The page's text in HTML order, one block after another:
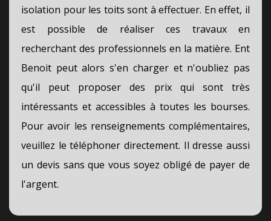
isolation pour les toits sont à effectuer. En effet, il
est possible de réaliser ces travaux en
recherchant des professionnels en la matière. Ent
Benoit peut alors s'en charger et n'oubliez pas
qu'il peut proposer des prix qui sont très
intéressants et accessibles à toutes les bourses.
Pour avoir les renseignements complémentaires,
veuillez le téléphoner directement. Il dresse aussi
un devis sans que vous soyez obligé de payer de
l'argent.